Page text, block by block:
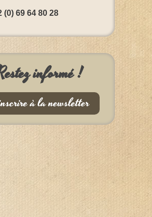
(0) 69 64 80 28
informé !
à la newsletter